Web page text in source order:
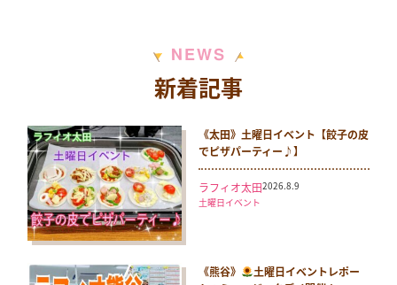
NEWS
新着記事
《太田》土曜日イベント【餃子の皮
でピザパーティー♪】
ラフィオ太田2026.8.9
土曜日イベント
《熊谷》
土曜日イベントレポー